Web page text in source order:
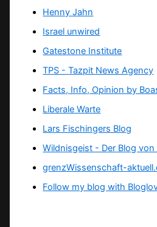
Henny Jahn
Israel unwired
Gatestone Institute
TPS -Tazpit News Agency
Facts, Info, Opinion by
Liberale Warte
Lars Fischingers Blog
Wildnisgeist - Der Blog von
grenzWissenschaft-
Follow my blog with